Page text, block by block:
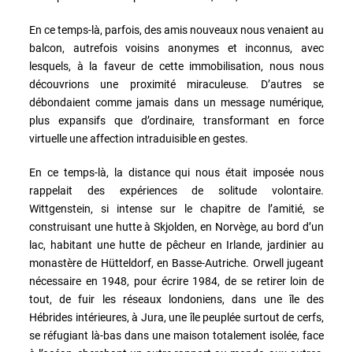
En ce temps-là, parfois, des amis nouveaux nous venaient au
balcon, autrefois voisins anonymes et inconnus, avec
lesquels, à la faveur de cette immobilisation, nous nous
découvrions une proximité miraculeuse. D’autres se
débondaient comme jamais dans un message numérique,
plus expansifs que d’ordinaire, transformant en force
virtuelle une affection intraduisible en gestes.
En ce temps-là, la distance qui nous était imposée nous
rappelait des expériences de solitude volontaire.
Wittgenstein, si intense sur le chapitre de l’amitié, se
construisant une hutte à Skjolden, en Norvège, au bord d’un
lac, habitant une hutte de pêcheur en Irlande, jardinier au
monastère de Hütteldorf, en Basse-Autriche. Orwell jugeant
nécessaire en 1948, pour écrire 1984, de se retirer loin de
tout, de fuir les réseaux londoniens, dans une île des
Hébrides intérieures, à Jura, une île peuplée surtout de cerfs,
se réfugiant là-bas dans une maison totalement isolée, face